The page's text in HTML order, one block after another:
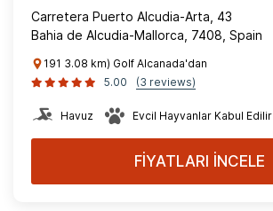
Carretera Puerto Alcudia-Arta, 43
Bahia de Alcudia-Mallorca, 7408, Spain
191 3.08 km) Golf Alcanada'dan
5.00
(3 reviews)
Havuz Evcil Hayvanlar Kabul Edilir
FİYATLARI İNCELE